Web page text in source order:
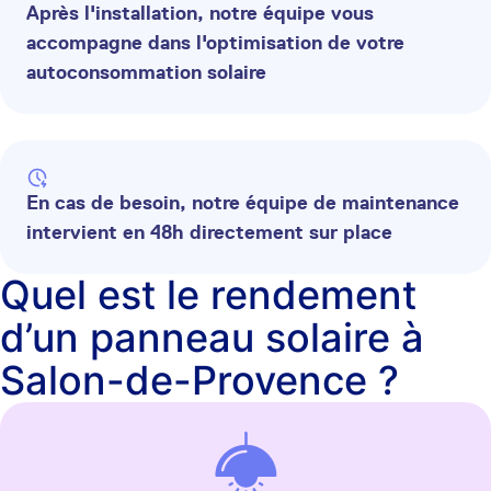
Après l'installation, notre équipe vous
accompagne dans l'optimisation de votre
autoconsommation solaire
En cas de besoin, notre équipe de maintenance
intervient en 48h directement sur place
Quel est le rendement
d’un panneau solaire à
Salon-de-Provence ?